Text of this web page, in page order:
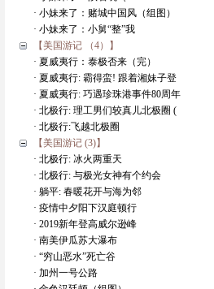
· 小妹来了：赌城中国风（组图）
· 小妹来了：小舅“整”我
【美国游记 （4）】
· 夏威夷行：泰极否来（完）
· 夏威夷行: 霸得蛮! 跟着湘妹子登
· 夏威夷行: 巧遇珍珠港事件80周年
· 北极行: 理工男们较真儿北极圈 (
· 北极行:飞越北极圈
【美国游记 (3)】
· 北极行: 冰火两重天
· 北极行: 与极光女神有个约会
· 躺平: 春暖花开与海为邻
· 疫情中夕阳下汉庭顿行
· 2019新年登高威尔逊峰
· 南美伊瓜苏大瀑布
· “穷山恶水”死亡谷
· 加州一号公路